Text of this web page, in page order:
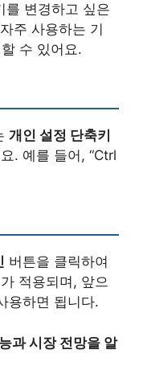
를 변경하고 싶은
주 사용하는 기
수 있어요.
개인 설정 단축키
. 예를 들어, “Ctrl
버튼을 클릭하여
적용되며, 앞으
용하면 됩니다.
과 시장 전망을 알